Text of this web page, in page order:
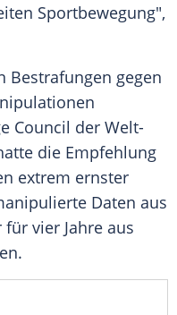
Sportbewegung",
Bestrafungen gegen
Council der Welt-
die Empfehlung
extrem ernster
Daten aus
für vier Jahre aus